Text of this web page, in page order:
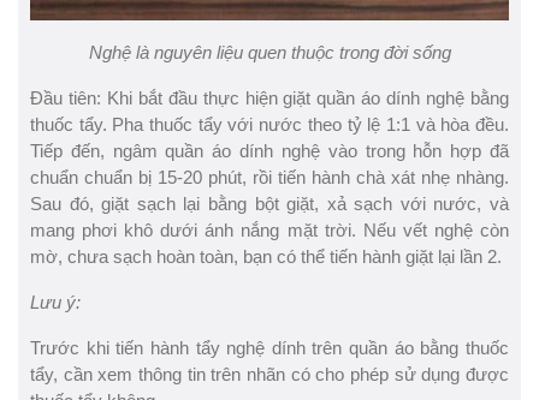
Nghệ là nguyên liệu quen thuộc trong đời sống
Đầu tiên: Khi bắt đầu thực hiện giặt quần áo dính nghệ bằng
thuốc tẩy. Pha thuốc tẩy với nước theo tỷ lệ 1:1 và hòa đều.
Tiếp đến, ngâm quần áo dính nghệ vào trong hỗn hợp đã
chuẩn chuẩn bị 15-20 phút, rồi tiến hành chà xát nhẹ nhàng.
Sau đó, giặt sạch lại bằng bột giặt, xả sạch với nước, và
mang phơi khô dưới ánh nắng mặt trời. Nếu vết nghệ còn
mờ, chưa sạch hoàn toàn, bạn có thể tiến hành giặt lại lần 2.
Lưu ý:
Trước khi tiến hành tẩy nghệ dính trên quần áo bằng thuốc
tẩy, cần xem thông tin trên nhãn có cho phép sử dụng được